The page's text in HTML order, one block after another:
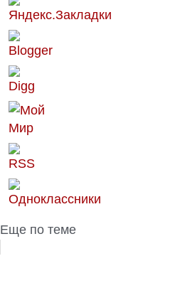
Еще по теме